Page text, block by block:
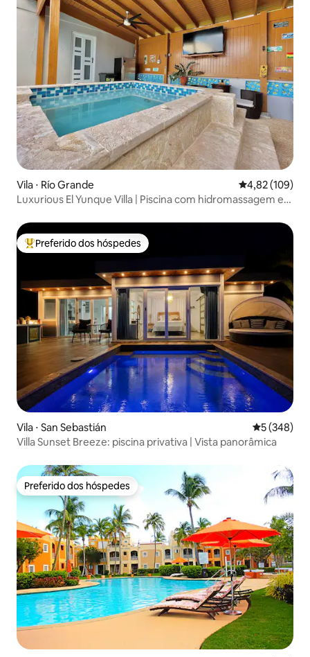
Vila ⋅ Río Grande 4,82 de uma
4,82 (109)
Luxurious El Yunque Villa | Piscina com hidromassagem e
Entre os melhores preferidos dos hóspedes
Preferido dos hóspedes
Vila ⋅ San Sebastián 5 de uma
5 (348)
Villa Sunset Breeze: piscina privativa | Vista panorâmica
Preferido dos hóspedes
Preferido dos hóspedes